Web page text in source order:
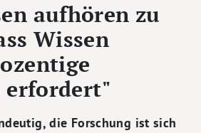
aufhören zu
Wissen
erfordert"
die Forschung ist sich